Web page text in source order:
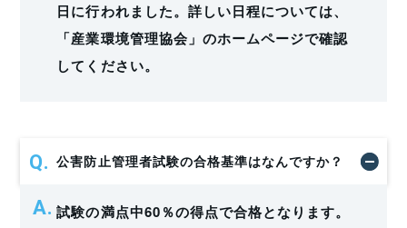
日に行われました。詳しい日程については、
「産業環境管理協会 」のホームページで確認
してください。
公害防止管理者試験の合格基準はなんですか？
試験の満点中60％の得点で合格となります。